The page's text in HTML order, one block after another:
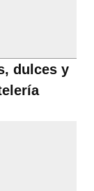
dulces y